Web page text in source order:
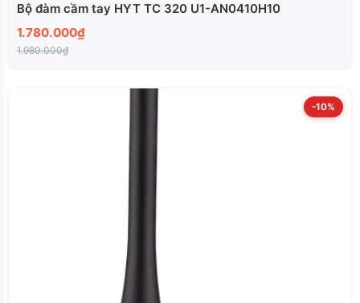
Bộ đàm cầm tay HYT TC 320 U1-AN0410H10
1.780.000₫
1.980.000₫
-10%